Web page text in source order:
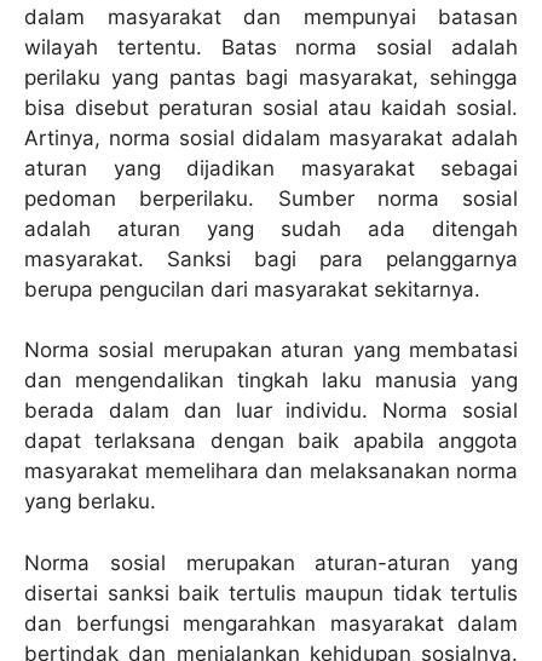
dalam masyarakat dan mempunyai batasan
wilayah tertentu. Batas norma sosial adalah
perilaku yang pantas bagi masyarakat, sehingga
bisa disebut peraturan sosial atau kaidah sosial.
Artinya, norma sosial didalam masyarakat adalah
aturan yang dijadikan masyarakat sebagai
pedoman berperilaku. Sumber norma sosial
adalah aturan yang sudah ada ditengah
masyarakat. Sanksi bagi para pelanggarnya
berupa pengucilan dari masyarakat sekitarnya.
Norma sosial merupakan aturan yang membatasi
dan mengendalikan tingkah laku manusia yang
berada dalam dan luar individu. Norma sosial
dapat terlaksana dengan baik apabila anggota
masyarakat memelihara dan melaksanakan norma
yang berlaku.
Norma sosial merupakan aturan-aturan yang
disertai sanksi baik tertulis maupun tidak tertulis
dan berfungsi mengarahkan masyarakat dalam
bertindak dan menjalankan kehidupan sosialnya.